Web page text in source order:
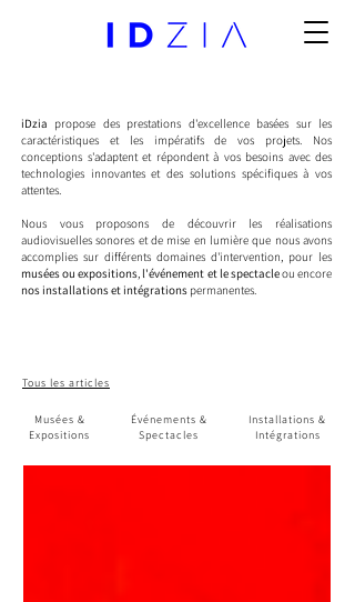
iDzia propose des prestations d'excellence basées sur les
caractéristiques et les impératifs de vos projets. Nos
conceptions s'adaptent et répondent à vos besoins avec des
technologies innovantes et des solutions spécifiques à vos
attentes.
Nous vous proposons de découvrir les réalisations
audiovisuelles sonores et de mise en lumière que nous avons
accomplies sur différents domaines d'intervention, pour les
musées ou expositions, l'événement et le spectacleou encore
nos installations et intégrations permanentes.
Tous les articles
Musées &
Expositions
Événements &
Spectacles
Installations &
Intégrations